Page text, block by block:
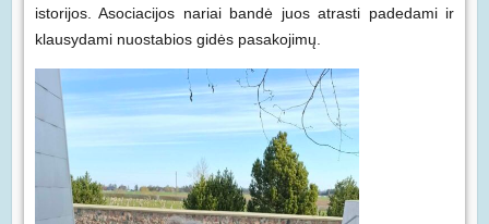
istorijos. Asociacijos nariai bandė juos atrasti padedami ir
klausydami nuostabios gidės pasakojimų.